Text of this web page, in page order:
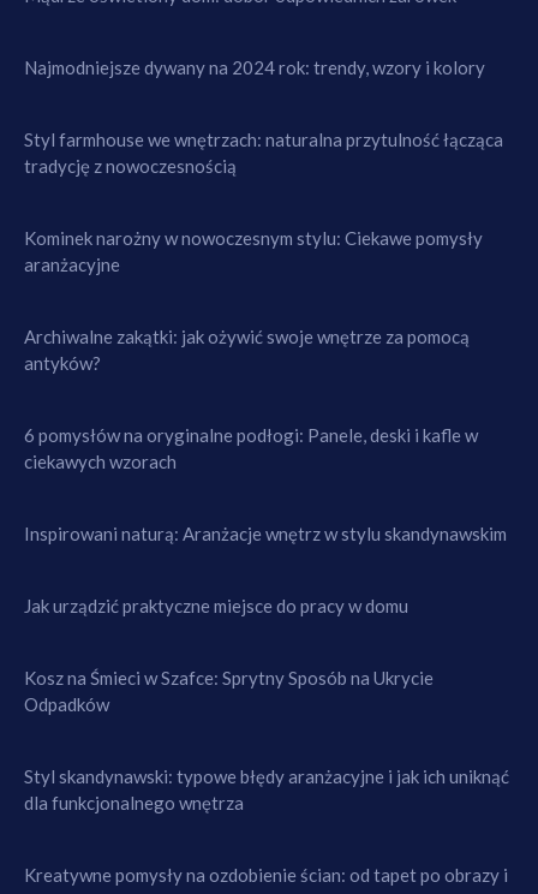
Najmodniejsze dywany na 2024 rok: trendy, wzory i kolory
Styl farmhouse we wnętrzach: naturalna przytulność łącząca
tradycję z nowoczesnością
Kominek narożny w nowoczesnym stylu: Ciekawe pomysły
aranżacyjne
Archiwalne zakątki: jak ożywić swoje wnętrze za pomocą
antyków?
6 pomysłów na oryginalne podłogi: Panele, deski i kafle w
ciekawych wzorach
Inspirowani naturą: Aranżacje wnętrz w stylu skandynawskim
Jak urządzić praktyczne miejsce do pracy w domu
Kosz na Śmieci w Szafce: Sprytny Sposób na Ukrycie
Odpadków
Styl skandynawski: typowe błędy aranżacyjne i jak ich uniknąć
dla funkcjonalnego wnętrza
Kreatywne pomysły na ozdobienie ścian: od tapet po obrazy i